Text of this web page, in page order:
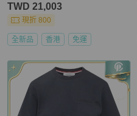
TWD 21,003
現折 800
全新品 香港 免運